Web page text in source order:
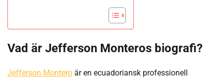
Vad är Jefferson Monteros biografi?
Jefferson Montero är en ecuadoriansk professionell